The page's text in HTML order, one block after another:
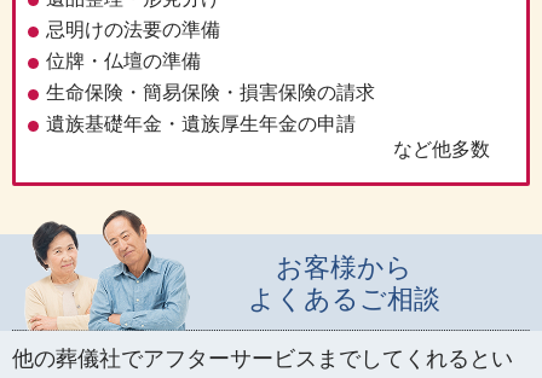
忌明けの法要の準備
位牌・仏壇の準備
生命保険・簡易保険・ 損害保険の請求
遺族基礎年金・遺族厚生年金の申請
など他多数
お客様から
よくあるご相談
他の葬儀社でアフターサービスまでしてくれるとい